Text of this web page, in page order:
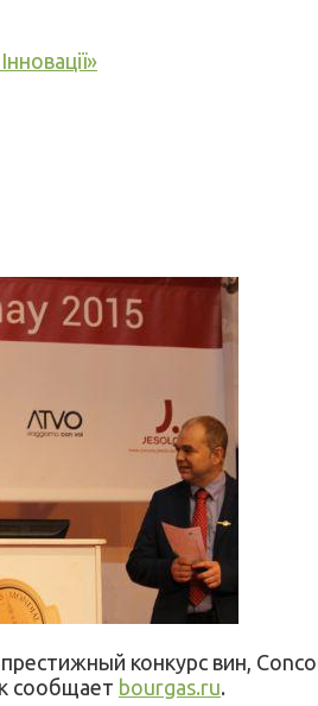
конкурс вин,
сообщает bourgas.ru.